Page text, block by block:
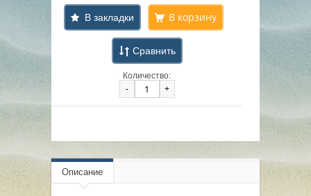
В закладки
Сравнить
Количество:
-
+
Описание